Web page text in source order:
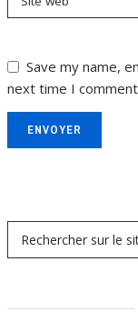
Save my name,
next time I
ENVOYER